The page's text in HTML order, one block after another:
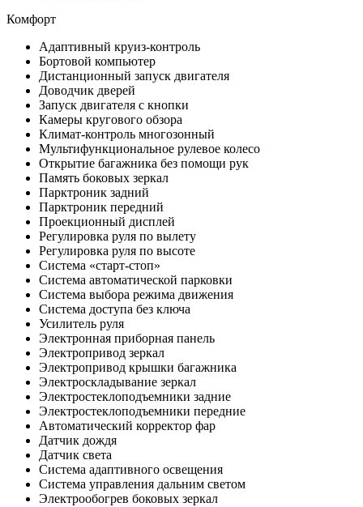
Комфорт
Адаптивный круиз-контроль
Бортовой компьютер
Дистанционный запуск двигателя
Доводчик дверей
Запуск двигателя с кнопки
Камеры кругового обзора
Климат-контроль многозонный
Мультифункциональное рулевое колесо
Открытие багажника без помощи рук
Память боковых зеркал
Парктроник задний
Парктроник передний
Проекционный дисплей
Регулировка руля по вылету
Регулировка руля по высоте
Система «старт-стоп»
Система автоматической парковки
Система выбора режима движения
Система доступа без ключа
Усилитель руля
Электронная приборная панель
Электропривод зеркал
Электропривод крышки багажника
Электроскладывание зеркал
Электростеклоподъемники задние
Электростеклоподъемники передние
Автоматический корректор фар
Датчик дождя
Датчик света
Система адаптивного освещения
Система управления дальним светом
Электрообогрев боковых зеркал